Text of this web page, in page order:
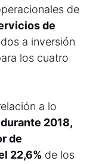
de
de
a inversión
los cuatro
a lo
durante 2018,
de
22,6% de los